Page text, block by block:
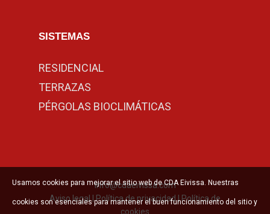
SISTEMAS
RESIDENCIAL
TERRAZAS
PÉRGOLAS BIOCLIMÁTICAS
info@cdaeivissa.com
Aviso legal|Política de privacidad|Política de
cookies
Usamos cookies para mejorar el sitio web de CDA Eivissa. Nuestras
cookies son esenciales para mantener el buen funcionamiento del sitio y